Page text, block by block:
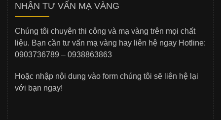
NHẬN TƯ VẤN MẠ VÀNG
Chúng tôi chuyên thi công và mạ vàng trên mọi chất
liệu. Bạn cần tư vấn mạ vàng hay liên hệ ngay Hotline:
0903736789 – 0938863863
Hoặc nhập nội dung vào form chúng tôi sẽ liên hệ lại
với bạn ngay!